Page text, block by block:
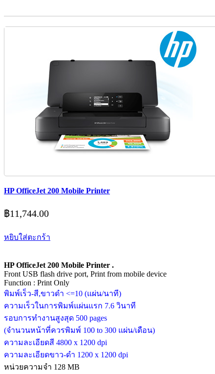
HP OfficeJet 200 Mobile Printer
฿11,744.00
หยิบใส่ตะกร้า
HP OfficeJet 200 Mobile Printer .
Front USB flash drive port, Print from mobile device
Function : Print Only
พิมพ์เร็ว-สี,ขาวดำ <=10 (แผ่น/นาที)
ความเร็วในการพิมพ์แผ่นแรก 7.6 วินาที
รอบการทำงานสูงสุด 500 pages
(จำนวนหน้าที่ควรพิมพ์ 100 to 300 แผ่น/เดือน)
ความละเอียดสี 4800 x 1200 dpi
ความละเอียดขาว-ดำ 1200 x 1200 dpi
หน่วยความจำ 128 MB